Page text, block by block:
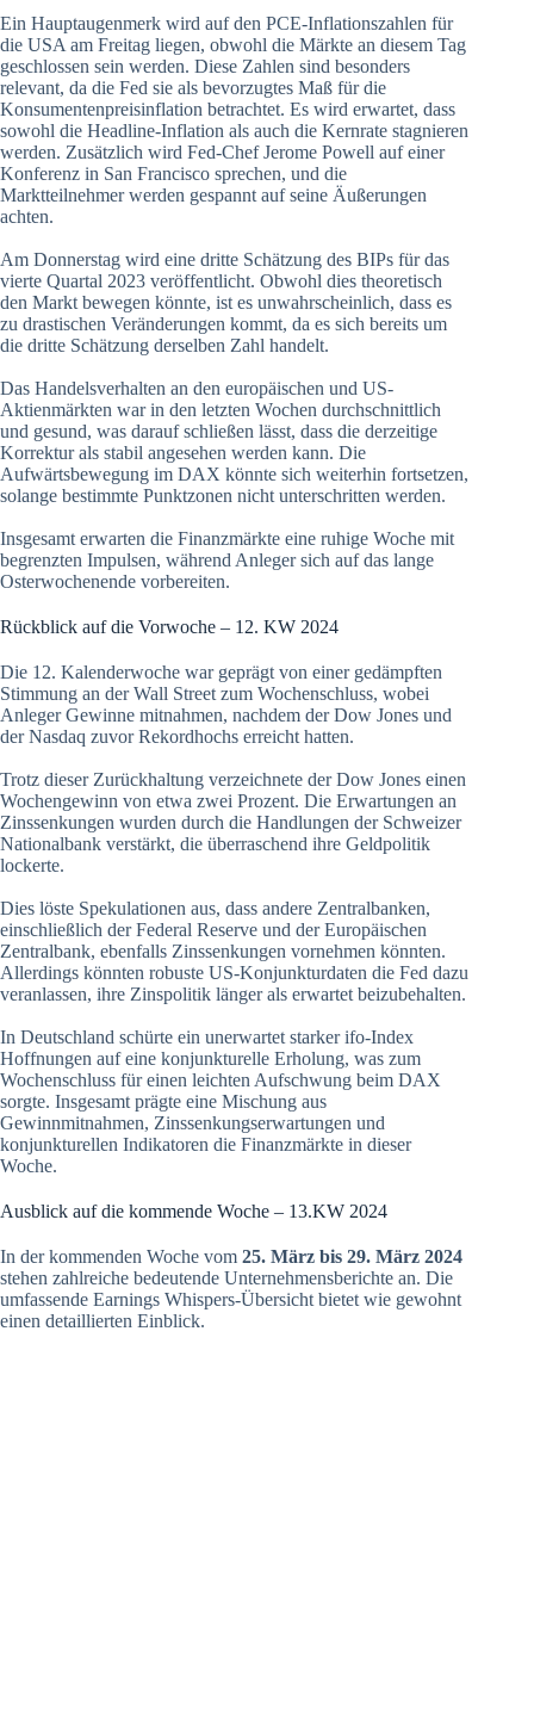
Ein Hauptaugenmerk wird auf den PCE-Inflationszahlen für
die USA am Freitag liegen, obwohl die Märkte an diesem Tag
geschlossen sein werden. Diese Zahlen sind besonders
relevant, da die Fed sie als bevorzugtes Maß für die
Konsumentenpreisinflation betrachtet. Es wird erwartet, dass
sowohl die Headline-Inflation als auch die Kernrate stagnieren
werden. Zusätzlich wird Fed-Chef Jerome Powell auf einer
Konferenz in San Francisco sprechen, und die
Marktteilnehmer werden gespannt auf seine Äußerungen
achten.
Am Donnerstag wird eine dritte Schätzung des BIPs für das
vierte Quartal 2023 veröffentlicht. Obwohl dies theoretisch
den Markt bewegen könnte, ist es unwahrscheinlich, dass es
zu drastischen Veränderungen kommt, da es sich bereits um
die dritte Schätzung derselben Zahl handelt.
Das Handelsverhalten an den europäischen und US-
Aktienmärkten war in den letzten Wochen durchschnittlich
und gesund, was darauf schließen lässt, dass die derzeitige
Korrektur als stabil angesehen werden kann. Die
Aufwärtsbewegung im DAX könnte sich weiterhin fortsetzen,
solange bestimmte Punktzonen nicht unterschritten werden.
Insgesamt erwarten die Finanzmärkte eine ruhige Woche mit
begrenzten Impulsen, während Anleger sich auf das lange
Osterwochenende vorbereiten.
Rückblick auf die Vorwoche – 12. KW 2024
Die 12. Kalenderwoche war geprägt von einer gedämpften
Stimmung an der Wall Street zum Wochenschluss, wobei
Anleger Gewinne mitnahmen, nachdem der Dow Jones und
der Nasdaq zuvor Rekordhochs erreicht hatten.
Trotz dieser Zurückhaltung verzeichnete der Dow Jones einen
Wochengewinn von etwa zwei Prozent. Die Erwartungen an
Zinssenkungen wurden durch die Handlungen der Schweizer
Nationalbank verstärkt, die überraschend ihre Geldpolitik
lockerte.
Dies löste Spekulationen aus, dass andere Zentralbanken,
einschließlich der Federal Reserve und der Europäischen
Zentralbank, ebenfalls Zinssenkungen vornehmen könnten.
Allerdings könnten robuste US-Konjunkturdaten die Fed dazu
veranlassen, ihre Zinspolitik länger als erwartet beizubehalten.
In Deutschland schürte ein unerwartet starker ifo-Index
Hoffnungen auf eine konjunkturelle Erholung, was zum
Wochenschluss für einen leichten Aufschwung beim DAX
sorgte. Insgesamt prägte eine Mischung aus
Gewinnmitnahmen, Zinssenkungserwartungen und
konjunkturellen Indikatoren die Finanzmärkte in dieser
Woche.
Ausblick auf die kommende Woche – 13.KW 2024
In der kommenden Woche vom 25. März bis 29. März 2024
stehen zahlreiche bedeutende Unternehmensberichte an. Die
umfassende Earnings Whispers-Übersicht bietet wie gewohnt
einen detaillierten Einblick.